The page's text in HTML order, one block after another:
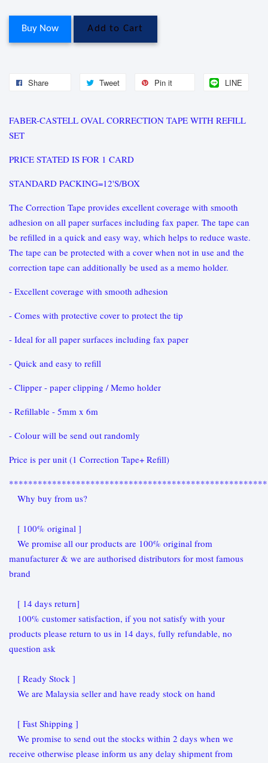
Buy Now Add to Cart
Share Tweet Pin it LINE
FABER-CASTELL OVAL CORRECTION TAPE WITH REFILL
SET
PRICE STATED IS FOR 1 CARD
STANDARD PACKING=12'S/BOX
The Correction Tape provides excellent coverage with smooth
adhesion on all paper surfaces including fax paper. The tape can
be refilled in a quick and easy way, which helps to reduce waste.
The tape can be protected with a cover when not in use and the
correction tape can additionally be used as a memo holder.
- Excellent coverage with smooth adhesion
- Comes with protective cover to protect the tip
- Ideal for all paper surfaces including fax paper
- Quick and easy to refill
- Clipper - paper clipping / Memo holder
- Refillable - 5mm x 6m
- Colour will be send out randomly
Price is per unit (1 Correction Tape+ Refill)
Why buy from us?
[ 100% original ]
We promise all our products are 100% original from
manufacturer & we are authorised distributors for most famous
brand
[ 14 days return]
100% customer satisfaction, if you not satisfy with your
products please return to us in 14 days, fully refundable, no
question ask
[ Ready Stock ]
We are Malaysia seller and have ready stock on hand
[ Fast Shipping ]
We promise to send out the stocks within 2 days when we
receive otherwise please inform us any delay shipment from